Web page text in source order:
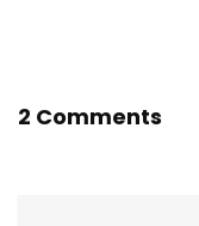
2 Comments